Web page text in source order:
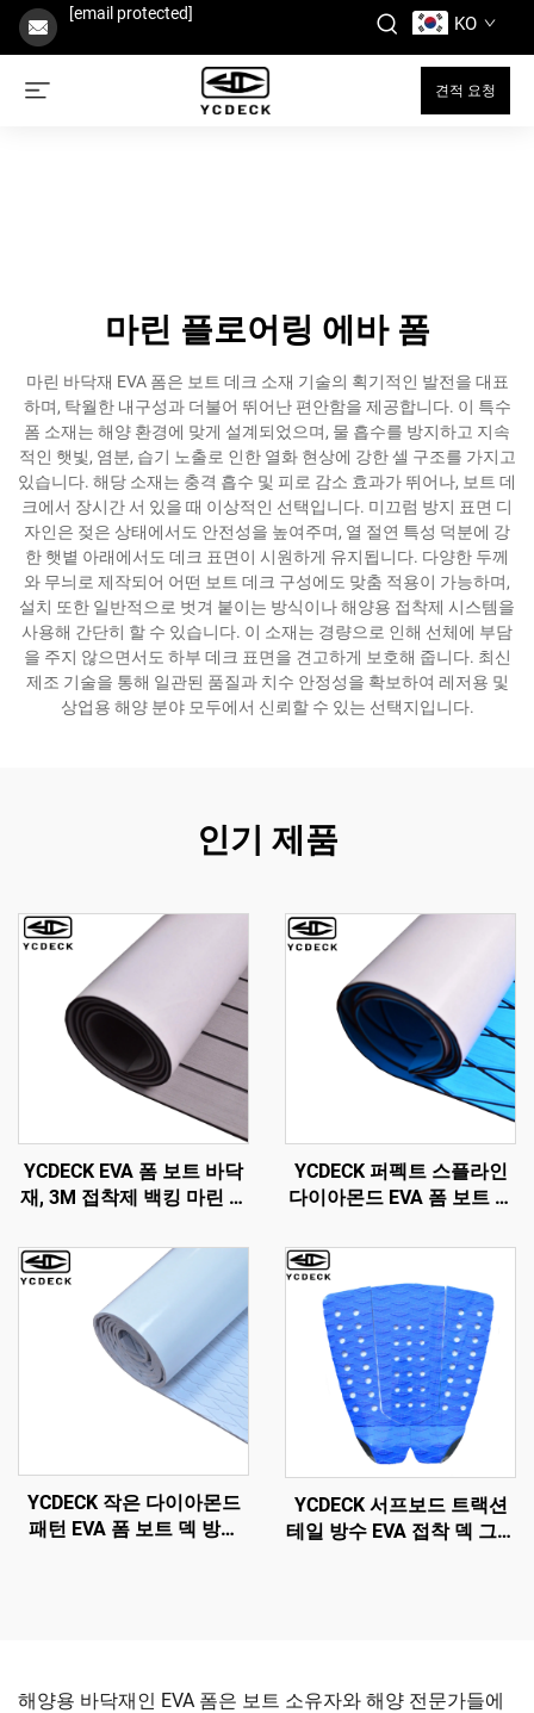
[email protected] KO
견적 요청
마린 플로어링 에바 폼
마린 바닥재 EVA 폼은 보트 데크 소재 기술의 획기적인 발전을 대표
하며, 탁월한 내구성과 더불어 뛰어난 편안함을 제공합니다. 이 특수
폼 소재는 해양 환경에 맞게 설계되었으며, 물 흡수를 방지하고 지속
적인 햇빛, 염분, 습기 노출로 인한 열화 현상에 강한 셀 구조를 가지고
있습니다. 해당 소재는 충격 흡수 및 피로 감소 효과가 뛰어나, 보트 데
크에서 장시간 서 있을 때 이상적인 선택입니다. 미끄럼 방지 표면 디
자인은 젖은 상태에서도 안전성을 높여주며, 열 절연 특성 덕분에 강
한 햇볕 아래에서도 데크 표면이 시원하게 유지됩니다. 다양한 두께
와 무늬로 제작되어 어떤 보트 데크 구성에도 맞춤 적용이 가능하며,
설치 또한 일반적으로 벗겨 붙이는 방식이나 해양용 접착제 시스템을
사용해 간단히 할 수 있습니다. 이 소재는 경량으로 인해 선체에 부담
을 주지 않으면서도 하부 데크 표면을 견고하게 보호해 줍니다. 최신
제조 기술을 통해 일관된 품질과 치수 안정성을 확보하여 레저용 및
상업용 해양 분야 모두에서 신뢰할 수 있는 선택지입니다.
인기 제품
YCDECK EVA 폼 보트 바닥
재, 3M 접착제 백킹 마린 셀
96''x45.6''/36''/21.6''/16.8''/7.2'',
조나 보트 모터보트 RV 요
트 카약 서핑보드용 인조 테
크 시트
YCDECK 퍼펙트 스플라인
다이아몬드 EVA 폼 보트 카
용
YCDECK 작은 다이아몬드
패턴 EVA 폼 보트 덱 방수
YCDECK 서프보드 트랙션
테일 방수 EVA 접착 덱 그립
해양용 바닥재인 EVA 폼은 보트 소유자와 해양 전문가들에